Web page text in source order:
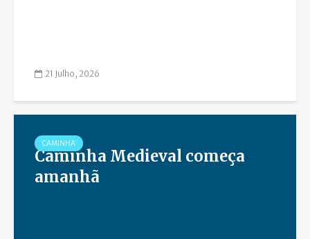
21 Julho, 2026
CAMINHA
Caminha Medieval começa
amanhã